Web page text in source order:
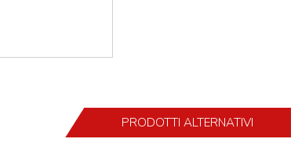
PRODOTTI ALTERNATIVI